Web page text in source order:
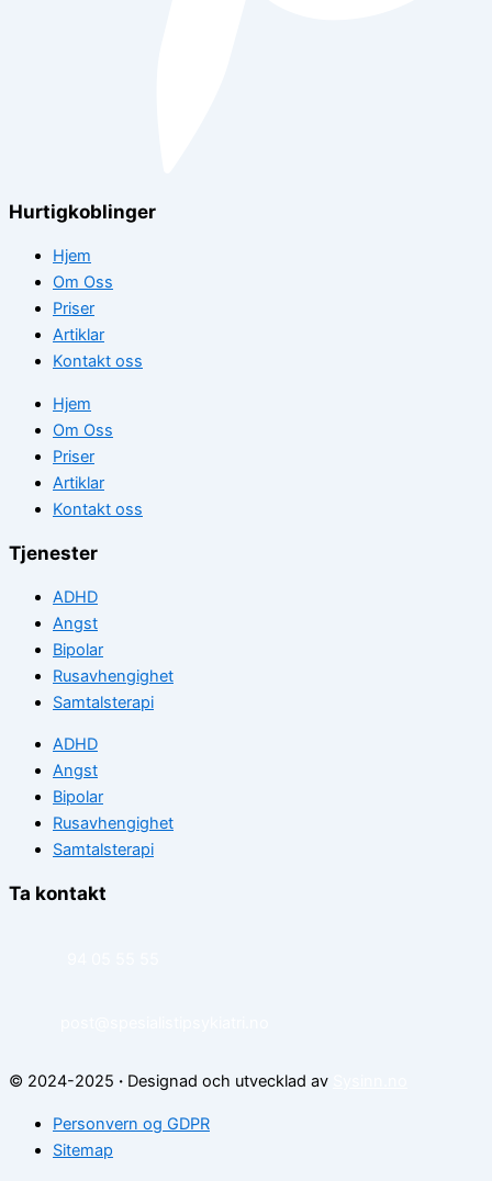
Hurtigkoblinger
Hjem
Om Oss
Priser
Artiklar
Kontakt oss
Hjem
Om Oss
Priser
Artiklar
Kontakt oss
Tjenester
ADHD
Angst
Bipolar
Rusavhengighet
Samtalsterapi
ADHD
Angst
Bipolar
Rusavhengighet
Samtalsterapi
Ta kontakt
© 2024-2025 · Designad och utvecklad av
Personvern og GDPR
Sitemap